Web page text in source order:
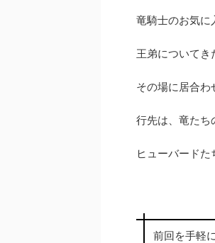
竜騎士のお気に
王弟についてき
その場に居合わ
行先は、竜たち
ヒューバードた
前回を手軽